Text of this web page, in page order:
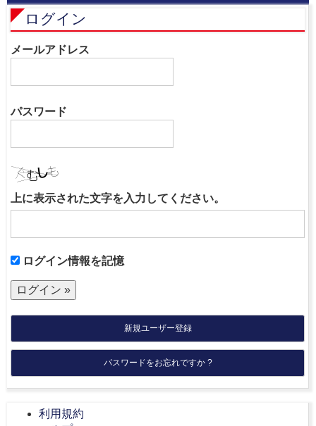
ログイン
メールアドレス
パスワード
上に表示された文字を入力してください。
ログイン情報を記憶
新規ユーザー登録
パスワードをお忘れですか ?
利用規約